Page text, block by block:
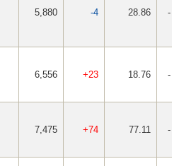
5,880 -4 28.86 -
6,556 +23 18.76 -
7,475 +74 77.11 -